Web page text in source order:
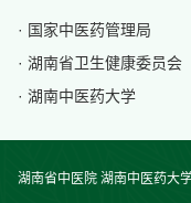
· 国家中医药管理局
· 湖南省卫生健康委员会
· 湖南中医药大学
湖南省中医院 湖南中医药大